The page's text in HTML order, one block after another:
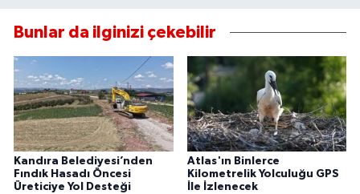
Bunlar da ilginizi çekebilir
Kandıra Belediyesi’nden
Fındık Hasadı Öncesi
Üreticiye Yol Desteği
Atlas'ın Binlerce
Kilometrelik Yolculuğu GPS
İle İzlenecek